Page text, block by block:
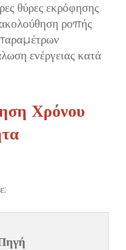
θύρες εκρόφησης
ροπής
ενέργειας κατά
Χρόνου